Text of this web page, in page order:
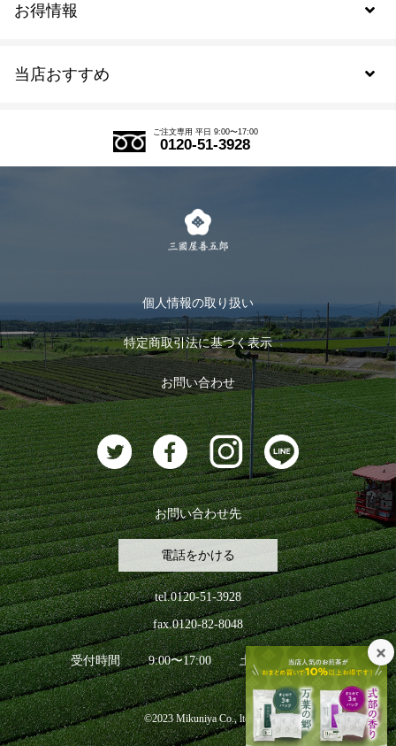
当店おすすめ
式部の香りシリーズ
お茶のギフト
おすすめのお茶
お茶に合うスイーツ
お得情報
会員規約について
ログイン
ログアウト
ご注文専用 平日 9:00〜17:00
0120-51-3928
個人情報の取り扱い
特定商取引法に基づく表示
お問い合わせ
お問い合わせ先
電話をかける
tel.0120-51-3928
fax.0120-82-8048
受付時間 9:00〜17:00 土日祝日を除く
©2023 Mikuniya Co., ltd.